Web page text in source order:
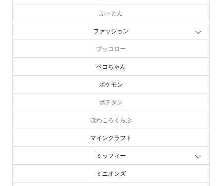
ぷーとん
ファッション
ブッコロー
ペコちゃん
ポケモン
ポテタン
ほわころくらぶ
マインクラフト
ミッフィー
ミニオンズ